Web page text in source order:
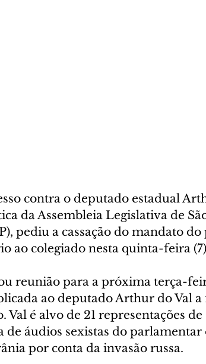
contra o deputado estadual
da Assembleia Legislativa de
pediu a cassação do mandato
ao colegiado nesta quinta-feira
reunião para a próxima terça-
ao deputado Arthur do Val
Val é alvo de 21 representações
de áudios sexistas do
por conta da invasão russa.